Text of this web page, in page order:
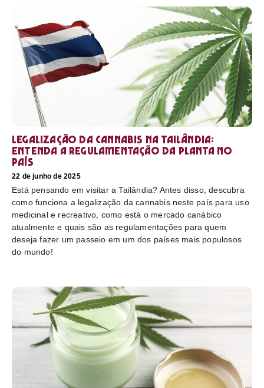
Legalização da cannabis na Tailândia:
Entenda a regulamentação da planta no
país
22 de junho de 2025
Está pensando em visitar a Tailândia? Antes disso, descubra
como funciona a legalização da cannabis neste país para uso
medicinal e recreativo, como está o mercado canábico
atualmente e quais são as regulamentações para quem
deseja fazer um passeio em um dos países mais populosos
do mundo!